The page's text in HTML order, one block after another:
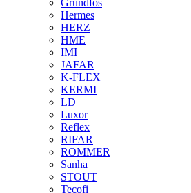
Hermes
HERZ
HME
IMI
JAFAR
K-FLEX
KERMI
LD
Luxor
Reflex
RIFAR
ROMMER
Sanha
STOUT
Tecofi